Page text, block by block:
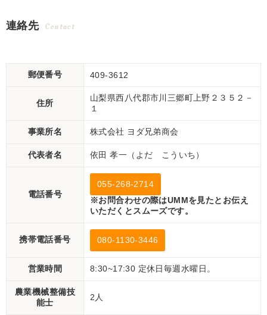
連絡先 Contact
郵便番号 409-3612
住所
山梨県西八代郡市川三郷町上野２３５２－
１
事業所名 株式会社 ヨダ兄弟商会
代表者名 依田 孝一（よだ こういち）
電話番号
055-268-2714
※お問合わせの際はUMMを見たとお伝え
いただくとスムーズです。
携帯電話番号 080-1130-3446
営業時間 8:30~17:30 定休日毎週水曜日。
農業機械整備技
能士
2人